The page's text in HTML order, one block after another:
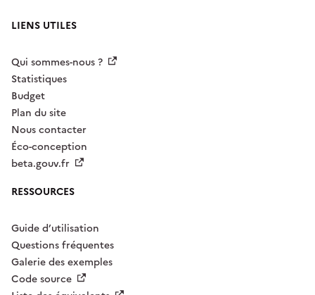
LIENS UTILES
Qui sommes-nous ?
Statistiques
Budget
Plan du site
Nous contacter
Éco-conception
beta.gouv.fr
RESSOURCES
Guide d’utilisation
Questions fréquentes
Galerie des exemples
Code source